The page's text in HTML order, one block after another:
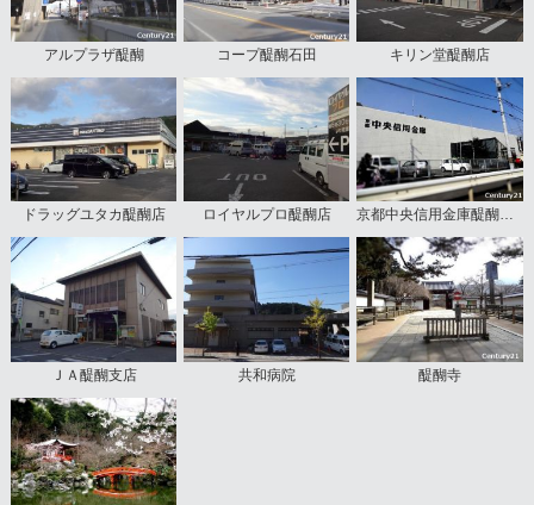
アルプラザ醍醐 コープ醍醐石田 キリン堂醍醐店
ドラッグユタカ醍醐店 ロイヤルプロ醍醐店 京都中央信用金庫醍醐支店
ＪＡ醍醐支店 共和病院 醍醐寺